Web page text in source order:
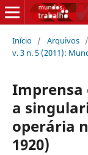
Início / Arquivos /
v. 3 n. 5 (2011):
Imprensa
a
operária
1920)